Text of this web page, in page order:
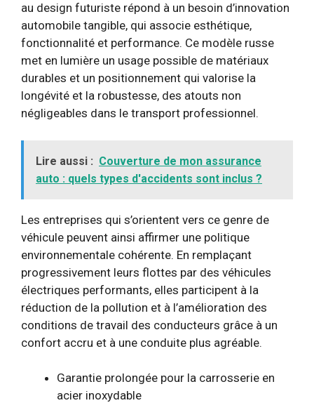
au design futuriste répond à un besoin d’innovation
automobile tangible, qui associe esthétique,
fonctionnalité et performance. Ce modèle russe
met en lumière un usage possible de matériaux
durables et un positionnement qui valorise la
longévité et la robustesse, des atouts non
négligeables dans le transport professionnel.
Lire aussi : Couverture de mon assurance
auto : quels types d'accidents sont inclus ?
Les entreprises qui s’orientent vers ce genre de
véhicule peuvent ainsi affirmer une politique
environnementale cohérente. En remplaçant
progressivement leurs flottes par des véhicules
électriques performants, elles participent à la
réduction de la pollution et à l’amélioration des
conditions de travail des conducteurs grâce à un
confort accru et à une conduite plus agréable.
Garantie prolongée pour la carrosserie en
acier inoxydable